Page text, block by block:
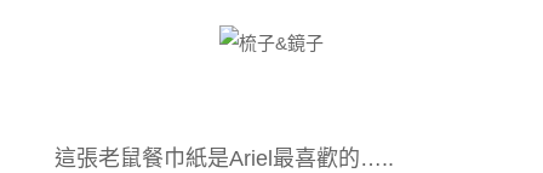
這張老鼠餐巾紙是Ariel最喜歡的…..